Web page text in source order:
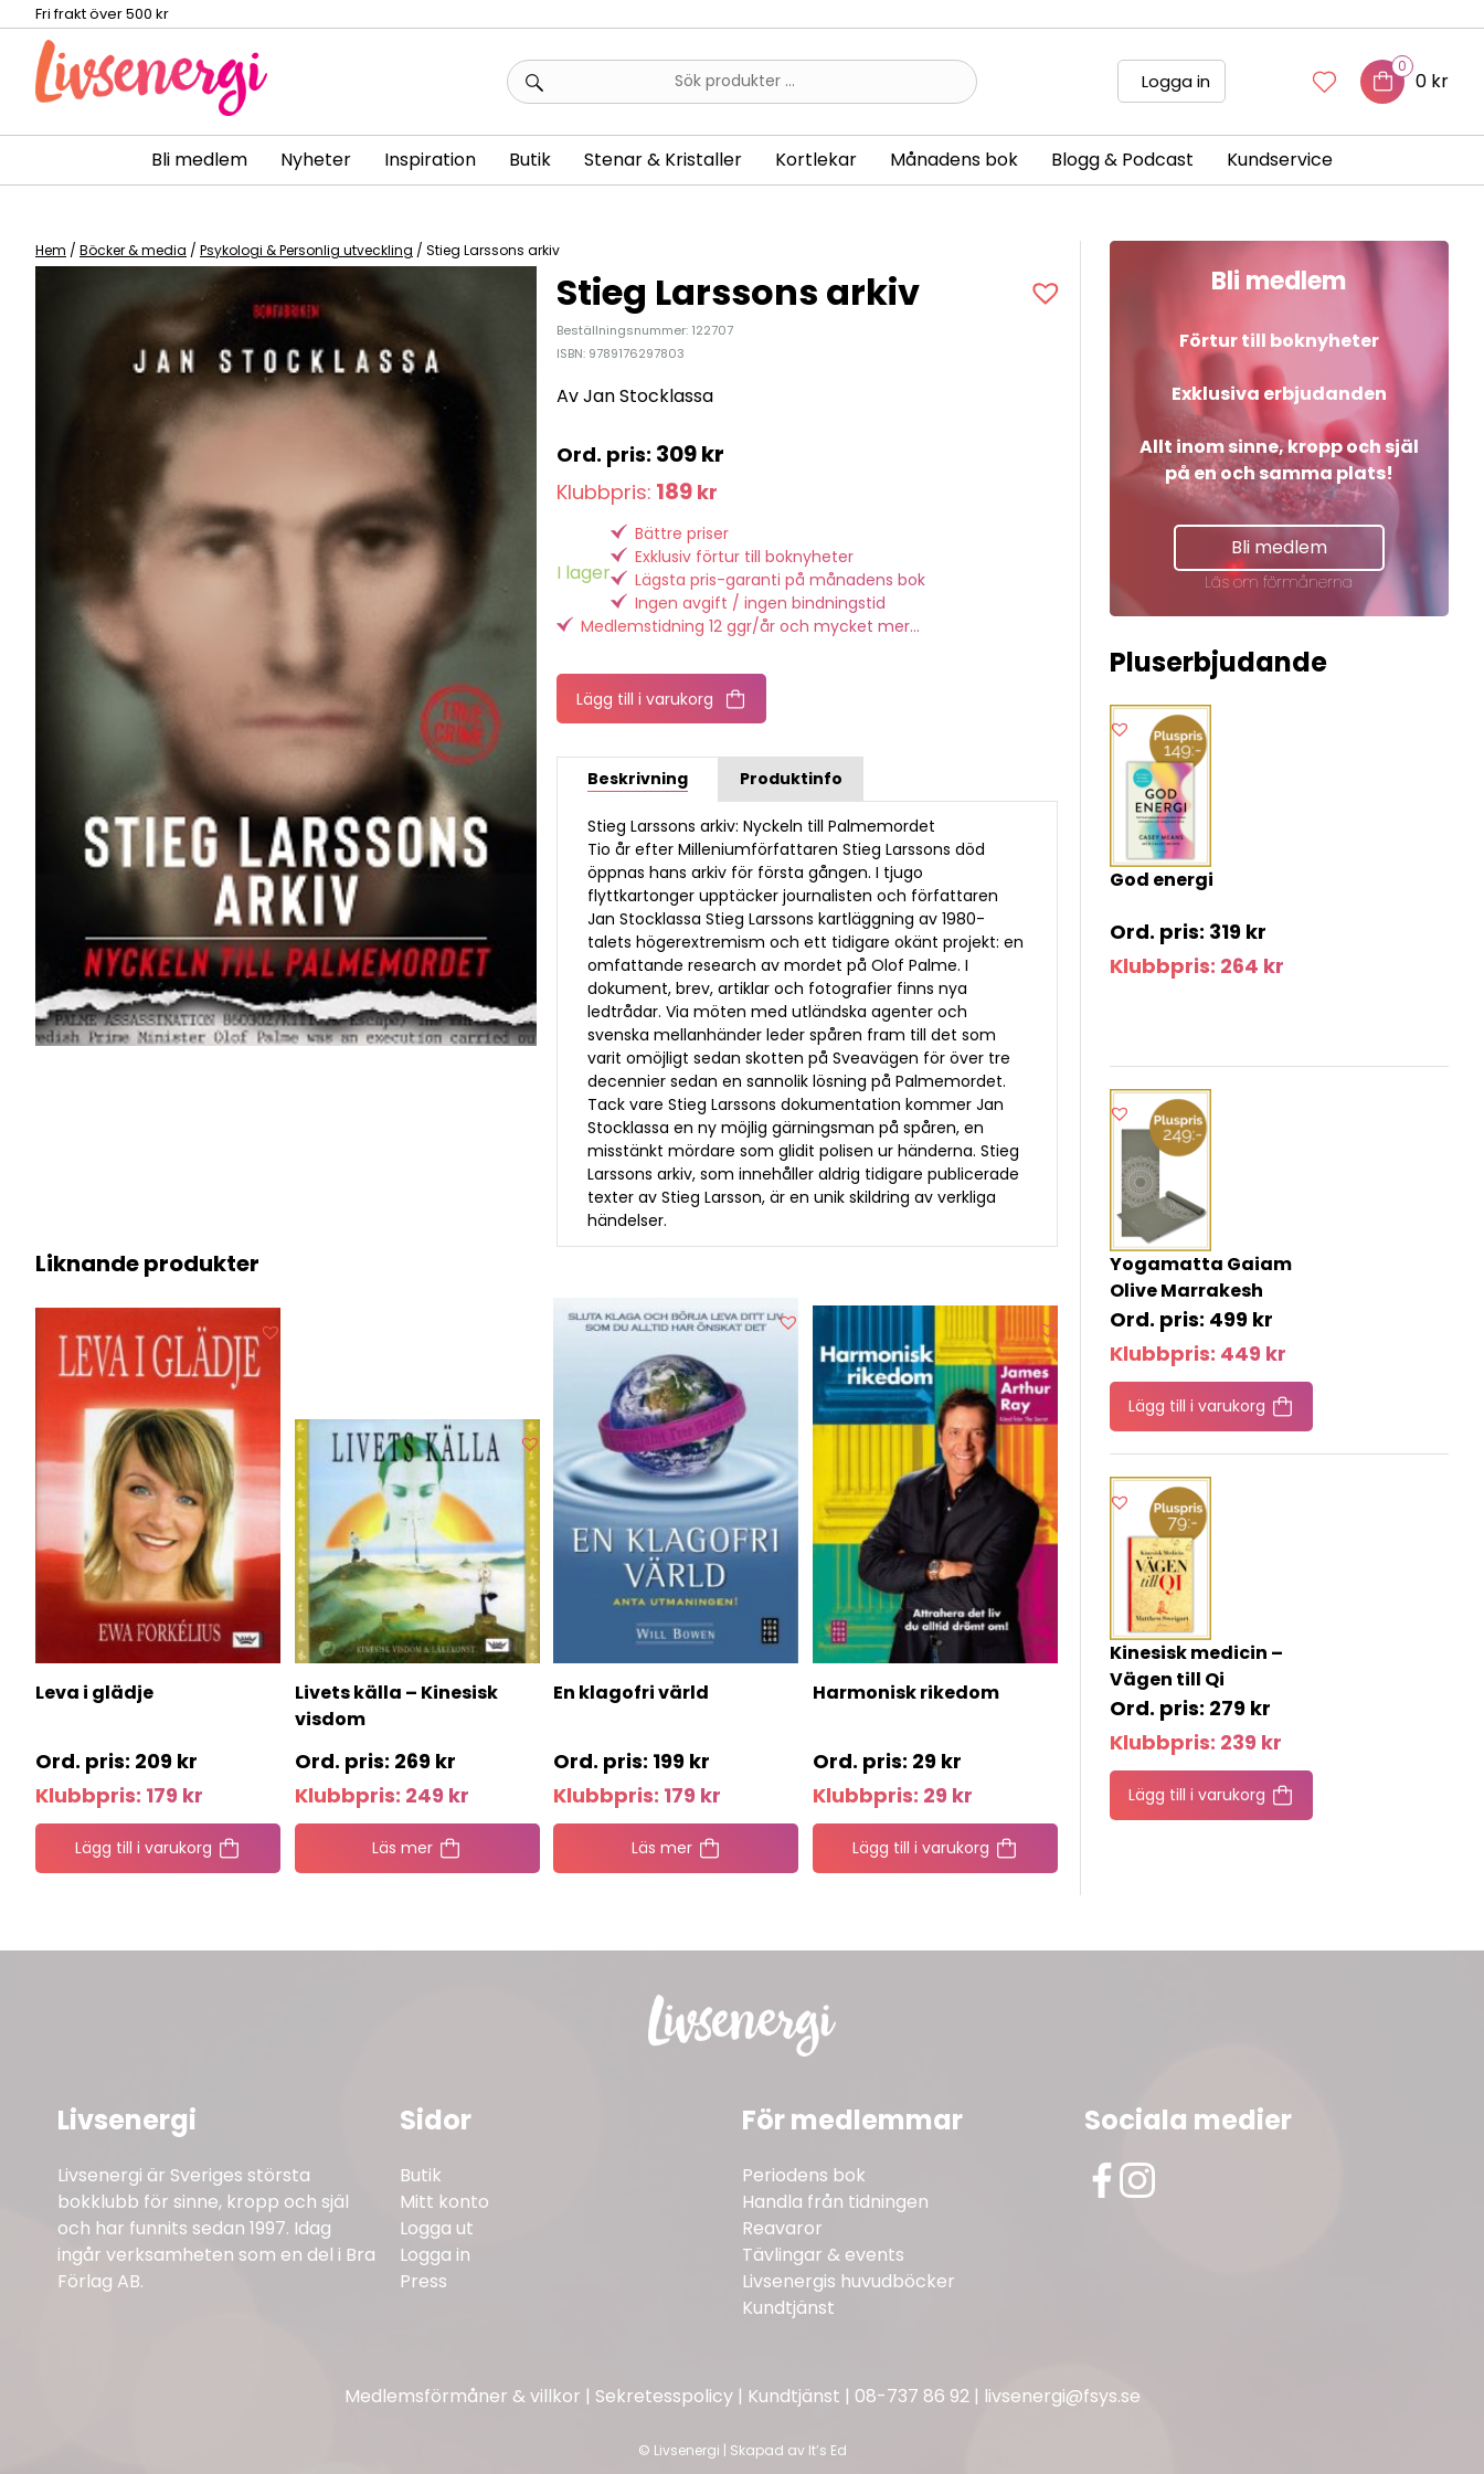
content
Fri frakt över 500 kr
Sök
efter:
Logga in
0
0 kr
Bli medlem Nyheter Inspiration Butik Stenar & Kristaller Kortlekar Månadens bok Blogg & Podcast Kundservice
Hem / Böcker & media / Psykologi & Personlig utveckling / Stieg Larssons arkiv
Stieg Larssons arkiv
Beställningsnummer: 122707
ISBN: 9789176297803
Av Jan Stocklassa
309kr
Klubbpris: 189 kr
I lager
Bättre priser
Exklusiv förtur till boknyheter
Lägsta pris-garanti på månadens bok
Ingen avgift / ingen bindningstid
Medlemstidning 12 ggr/år och mycket mer...
Lägg till i varukorg
Beskrivning Produktinfo
Stieg Larssons arkiv: Nyckeln till Palmemordet
Tio år efter Milleniumförfattaren Stieg Larssons död
öppnas hans arkiv för första gången. I tjugo
flyttkartonger upptäcker journalisten och författaren
Jan Stocklassa Stieg Larssons kartläggning av 1980-
talets högerextremism och ett tidigare okänt projekt: en
omfattande research av mordet på Olof Palme. I
dokument, brev, artiklar och fotografier finns nya
ledtrådar. Via möten med utländska agenter och
svenska mellanhänder leder spåren fram till det som
varit omöjligt sedan skotten på Sveavägen för över tre
decennier sedan en sannolik lösning på Palmemordet.
Tack vare Stieg Larssons dokumentation kommer Jan
Stocklassa en ny möjlig gärningsman på spåren, en
misstänkt mördare som glidit polisen ur händerna. Stieg
Larssons arkiv, som innehåller aldrig tidigare publicerade
texter av Stieg Larsson, är en unik skildring av verkliga
händelser.
Liknande produkter
Leva i glädje
209 kr
Klubbpris: 179 kr
Lägg till i varukorg
Livets källa – Kinesisk
visdom
269 kr
Klubbpris: 249 kr
Läs mer
En klagofri värld
199 kr
Klubbpris: 179 kr
Läs mer
Harmonisk rikedom
29 kr
Klubbpris: 29 kr
Lägg till i varukorg
Bli medlem
Förtur till boknyheter
Exklusiva erbjudanden
Allt inom sinne, kropp och själ
på en och samma plats!
Bli medlem
Läs om förmånerna
Pluserbjudande
God energi
319 kr
Klubbpris: 264 kr
Yogamatta Gaiam
Olive Marrakesh
499 kr
Klubbpris: 449 kr
Lägg till i varukorg
Kinesisk medicin –
Vägen till Qi
279 kr
Klubbpris: 239 kr
Lägg till i varukorg
Livsenergi
Livsenergi är Sveriges största
bokklubb för sinne, kropp och själ
och har funnits sedan 1997. Idag
ingår verksamheten som en del i Bra
Förlag AB.
Sidor
Butik
Mitt konto
Logga ut
Logga in
Press
För medlemmar
Periodens bok
Handla från tidningen
Reavaror
Tävlingar & events
Livsenergis huvudböcker
Kundtjänst
Sociala medier
Medlemsförmåner & villkor | Sekretesspolicy| Kundtjänst | 08-737 86 92| livsenergi@fsys.se
© Livsenergi | Skapad av It’s Ed